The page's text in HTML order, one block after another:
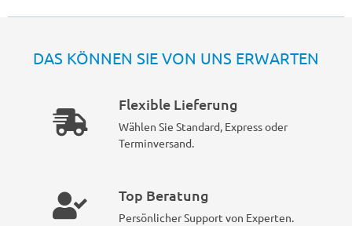
DAS KÖNNEN SIE VON UNS ERWARTEN
Flexible Lieferung
Wählen Sie Standard, Express oder
Terminversand.
Top Beratung
Persönlicher Support von Experten.